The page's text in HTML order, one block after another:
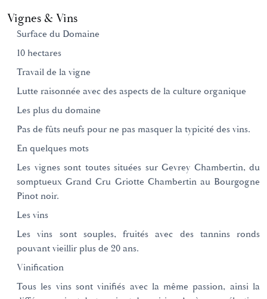
Vignes & Vins
Surface du Domaine
10 hectares
Travail de la vigne
Lutte raisonnée avec des aspects de la culture organique
Les plus du domaine
Pas de fûts neufs pour ne pas masquer la typicité des vins.
En quelques mots
Les vignes sont toutes situées sur Gevrey Chambertin, du
somptueux Grand Cru Griotte Chambertin au Bourgogne
Pinot noir.
Les vins
Les vins sont souples, fruités avec des tannins ronds
pouvant vieillir plus de 20 ans.
Vinification
Tous les vins sont vinifiés avec la même passion, ainsi la